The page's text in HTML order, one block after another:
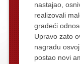
nastajao,
realizovali
gradeći
Upravo zato
nagradu
postao novi